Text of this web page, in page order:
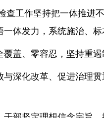
查工作坚持把一体推进
一体发力，系统施治、
覆盖、零容忍，坚持重
与深化改革、促进治理